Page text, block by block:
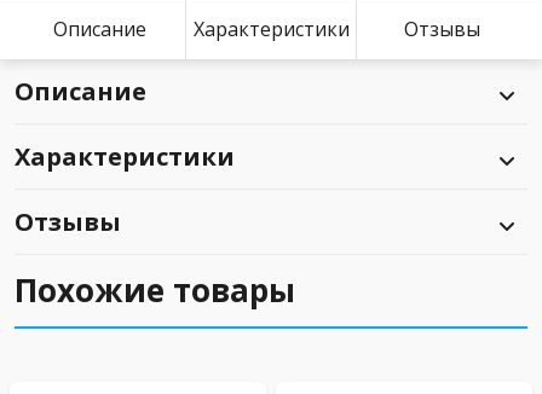
Описание Характеристики Отзывы
Описание
Характеристики
Отзывы
Похожие товары